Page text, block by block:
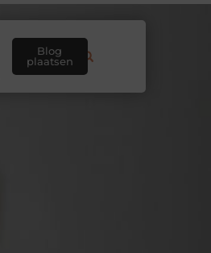
Blog
plaatsen